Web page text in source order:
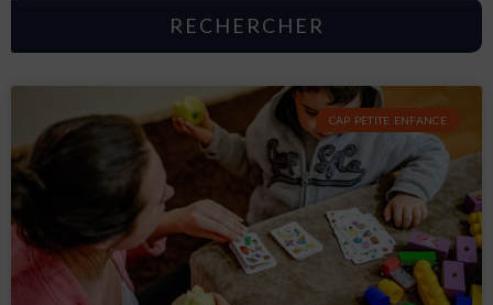
RECHERCHER
CAP PETITE ENFANCE
PagePagePage Page